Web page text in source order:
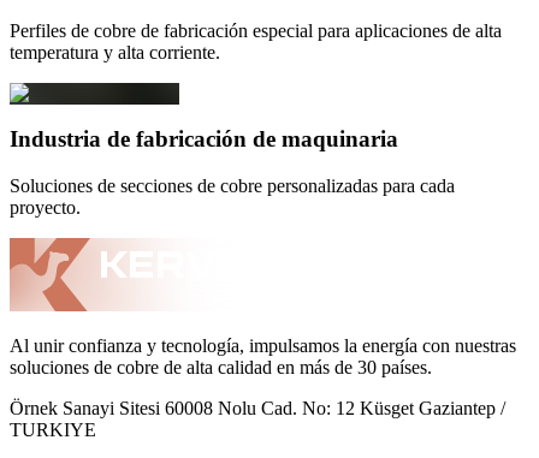
Perfiles de cobre de fabricación especial para aplicaciones de alta
temperatura y alta corriente.
Industria de fabricación de maquinaria
Soluciones de secciones de cobre personalizadas para cada
proyecto.
Al unir confianza y tecnología, impulsamos la energía con nuestras
soluciones de cobre de alta calidad en más de 30 países.
Örnek Sanayi Sitesi 60008 Nolu Cad. No: 12 Küsget Gaziantep /
TURKIYE